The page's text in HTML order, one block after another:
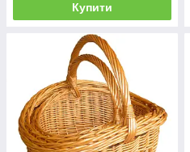
Купити